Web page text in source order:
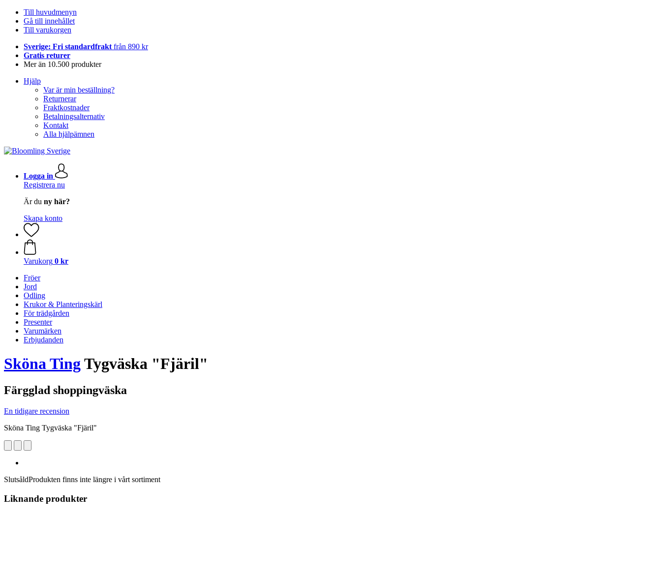
Till huvudmenyn
Gå till innehållet
Till varukorgen
Sverige: Fri standardfrakt från 890 kr
Gratis returer
Mer än 10.500 produkter
Hjälp
Var är min beställning?
Returnerar
Fraktkostnader
Betalningsalternativ
Kontakt
Alla hjälpämnen
Logga in
Registrera nu
Är du ny här?
Skapa konto
Varukorg 0 kr
Fröer
Jord
Odling
Krukor & Planteringskärl
För trädgården
Presenter
Varumärken
Erbjudanden
Sköna TingTygväska "Fjäril"
Färgglad shoppingväska
En tidigare recension
Sköna Ting Tygväska "Fjäril"
SlutsåldProdukten finns inte längre i vårt sortiment
Liknande produkter